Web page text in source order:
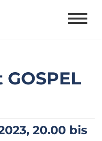
20.00 bis